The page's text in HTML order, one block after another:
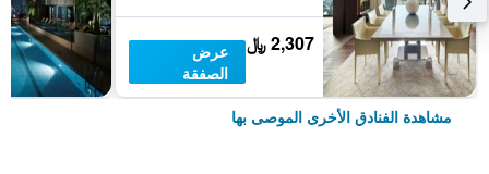
2,307 ﷼
عرض
الصفقة
مشاهدة الفنادق الأخرى الموصى بها